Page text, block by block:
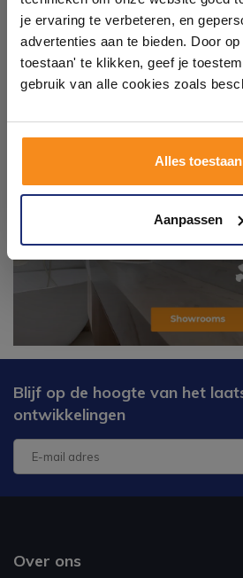
je ervaring te verbeteren, en
advertenties aan te bieden. Door
toestaan' te klikken, geef je
gebruik van alle cookies zoals
Alles toestaan
Aanpassen
Blijf op de hoogte van het
ontwikkelingen
Over ons
Laat je inspireren door 21
badkameropstellingen – van
ervaren adviseurs helpen je
tegels & sanitair direct uit
op eigen terrein.
Kom langs en ervaar zelf